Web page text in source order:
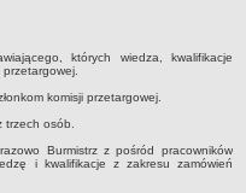
przestrzennego
których wiedza, kwalifikacje
komisji przetargowej.
trzech osób.
Burmistrz z pośród pracowników
i kwalifikacje z zakresu zamówień